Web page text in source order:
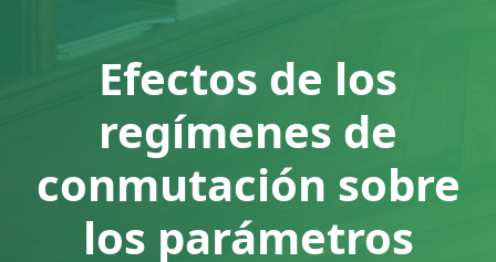
Efectos de los
regímenes de
conmutación sobre
los parámetros